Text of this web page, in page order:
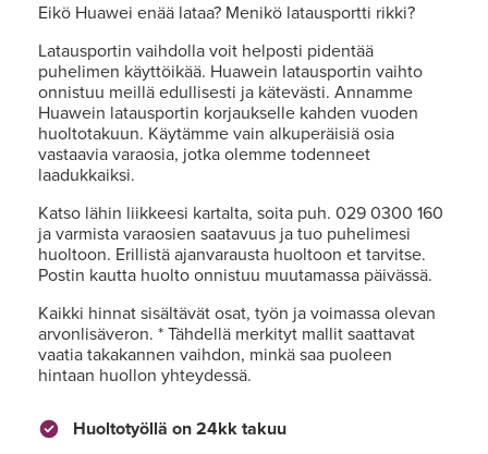
Eikö Huawei enää lataa? Menikö latausportti rikki?
Latausportin vaihdolla voit helposti pidentää
puhelimen käyttöikää. Huawein latausportin vaihto
onnistuu meillä edullisesti ja kätevästi. Annamme
Huawein latausportin korjaukselle kahden vuoden
huoltotakuun. Käytämme vain alkuperäisiä osia
vastaavia varaosia, jotka olemme todenneet
laadukkaiksi.
Katso lähin liikkeesi kartalta, soita puh. 029 0300 160
ja varmista varaosien saatavuus ja tuo puhelimesi
huoltoon. Erillistä ajanvarausta huoltoon et tarvitse.
Postin kautta huolto onnistuu muutamassa päivässä.
Kaikki hinnat sisältävät osat, työn ja voimassa olevan
arvonlisäveron. * Tähdellä merkityt mallit saattavat
vaatia takakannen vaihdon, minkä saa puoleen
hintaan huollon yhteydessä.
Huoltotyöllä on 24kk takuu